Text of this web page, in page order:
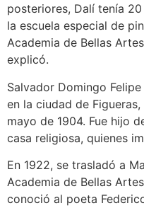
posteriores, Dalí tenía
la escuela especial de
Academia de Bellas
explicó.
Salvador Domingo
en la ciudad de Figueras,
mayo de 1904. Fue hijo
casa religiosa, quienes
En 1922, se trasladó a
Academia de Bellas
conoció al poeta